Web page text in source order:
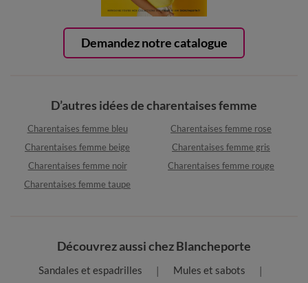
Demandez notre catalogue
D’autres idées de charentaises femme
Charentaises femme bleu
Charentaises femme rose
Charentaises femme beige
Charentaises femme gris
Charentaises femme noir
Charentaises femme rouge
Charentaises femme taupe
Découvrez aussi chez Blancheporte
Sandales et espadrilles
Mules et sabots